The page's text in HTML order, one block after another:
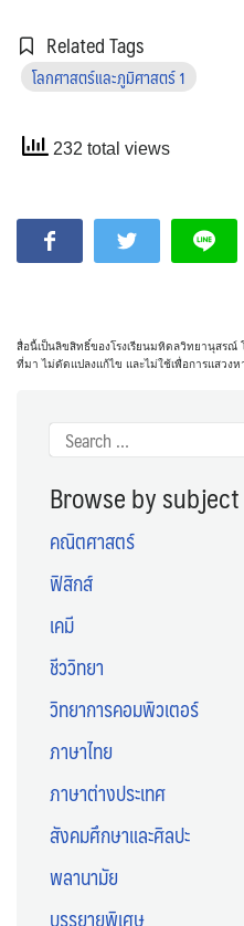
Related Tags
โลกศาสตร์และภูมิศาสตร์ 1
232 total views
สื่อนี้เป็นลิขสิทธิ์ของโรงเรียนมหิดลวิทยานุสรณ์
ที่มา ไม่ดัดแปลงแก้ไข และไม่ใช้เพื่อการแสวงห
Search
for:
Browse by subject
คณิตศาสตร์
ฟิสิกส์
เคมี
ชีววิทยา
วิทยาการคอมพิวเตอร์
ภาษาไทย
ภาษาต่างประเทศ
สังคมศึกษาและศิลปะ
พลานามัย
บรรยายพิเศษ